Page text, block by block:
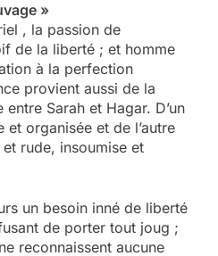
»
, la passion de
de la liberté ; et homme
à la perfection
provient aussi de la
Sarah et Hagar. D’un
organisée et de l’autre
rude, insoumise et
un besoin inné de liberté
de porter tout joug ;
reconnaissent aucune